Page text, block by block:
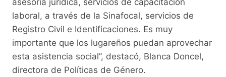
laboral, a través de la Sinafocal, servicios de
Registro Civil e Identificaciones. Es muy
importante que los lugareños puedan aprovechar
esta asistencia social”, destacó, Blanca Doncel,
directora de Políticas de Género.